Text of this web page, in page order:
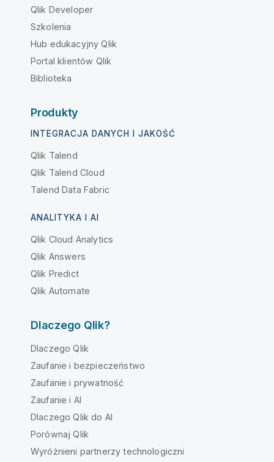
Qlik Developer
Szkolenia
Hub edukacyjny Qlik
Portal klientów Qlik
Biblioteka
Produkty
INTEGRACJA DANYCH I JAKOŚĆ
Qlik Talend
Qlik Talend Cloud
Talend Data Fabric
ANALITYKA I AI
Qlik Cloud Analytics
Qlik Answers
Qlik Predict
Qlik Automate
Dlaczego Qlik?
Dlaczego Qlik
Zaufanie i bezpieczeństwo
Zaufanie i prywatność
Zaufanie i AI
Dlaczego Qlik do AI
Porównaj Qlik
Wyróżnieni partnerzy technologiczni